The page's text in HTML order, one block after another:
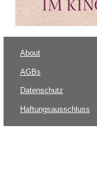
About
AGBs
Datenschutz
Haftungsausschluss